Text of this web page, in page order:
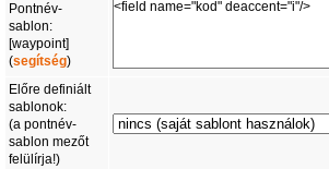
Pontnév-
sablon:
[waypoint]
(segítség)
Előre definiált
sablonok:
(a pontnév-
sablon mezőt
felülírja!)